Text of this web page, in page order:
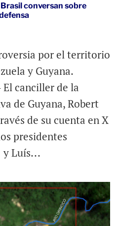
conversan sobre
por el territorio
y Guyana.
canciller de la
de Guyana, Robert
de su cuenta en X
presidentes
Luís...